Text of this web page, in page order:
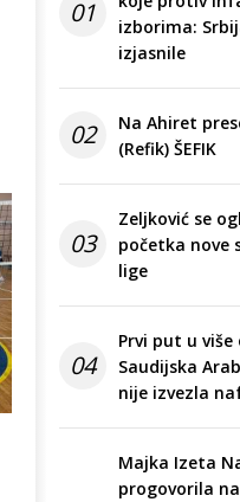
01
izborima:
izjasnile
02
Na Ahiret
(Refik) ŠEFIK
03
Zeljković se
početka nove
lige
04
Prvi put u više
Saudijska
nije izvezla
Majka Izeta
progovorila